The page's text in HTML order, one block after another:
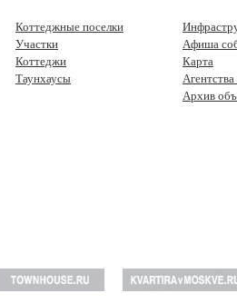
Коттеджные поселки
Участки
Коттеджи
Таунхаусы
Афиша
Карта
Архив